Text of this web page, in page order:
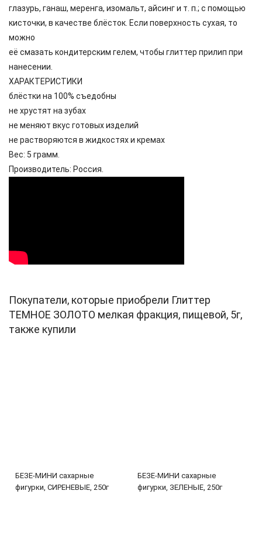
глазурь, ганаш, меренга, изомальт, айсинг и т. п.; с помощью
кисточки, в качестве блёсток. Если поверхность сухая, то
можно
её смазать кондитерским гелем, чтобы глиттер прилип при
нанесении.
ХАРАКТЕРИСТИКИ
блёстки на 100% съедобны
не хрустят на зубах
не меняют вкус готовых изделий
не растворяются в жидкостях и кремах
Вес: 5 грамм.
Производитель: Россия.
Покупатели, которые приобрели Глиттер
ТЕМНОЕ ЗОЛОТО мелкая фракция, пищевой, 5г,
также купили
БЕЗЕ-МИНИ сахарные
фигурки, СИРЕНЕВЫЕ, 250г
БЕЗЕ-МИНИ сахарные
фигурки, ЗЕЛЕНЫЕ, 250г